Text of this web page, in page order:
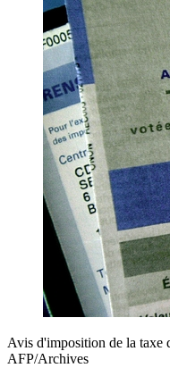
Avis d'imposition de la taxe
AFP/Archives